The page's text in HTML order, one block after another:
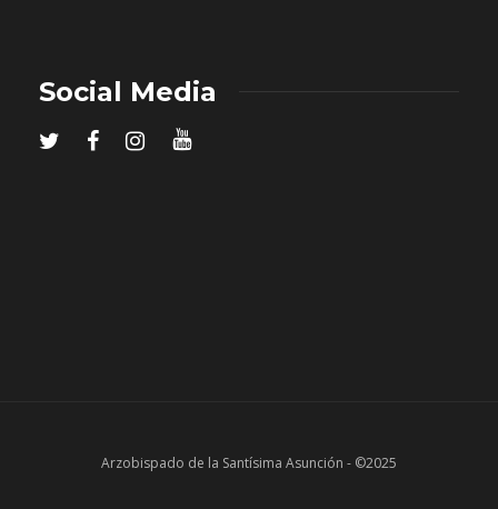
Social Media
Arzobispado de la Santísima Asunción - ©2025